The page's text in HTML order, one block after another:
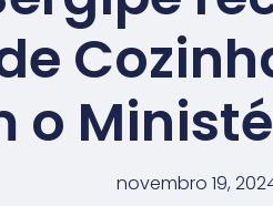
o
novembro 19,